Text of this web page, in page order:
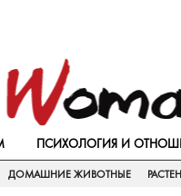
ПСИХОЛОГИЯ И
ДОМАШНИЕ ЖИВОТНЫЕ